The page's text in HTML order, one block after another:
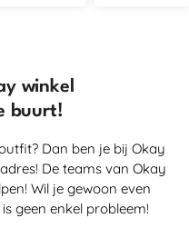
winkel
buurt!
Dan ben je bij Okay
De teams van Okay
Wil je gewoon even
geen enkel probleem!